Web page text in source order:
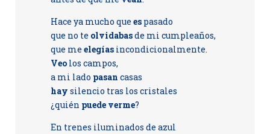
Hace ya mucho que es pasado
que no te olvidabasde mi cumpleaños,
que me elegías incondicionalmente.
Veo los campos,
a mi lado pasan casas
hay silencio tras los cristales
¿quién puede verme?
En trenes iluminados de azul